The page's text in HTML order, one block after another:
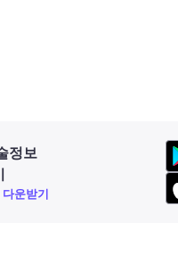
정보
운받기